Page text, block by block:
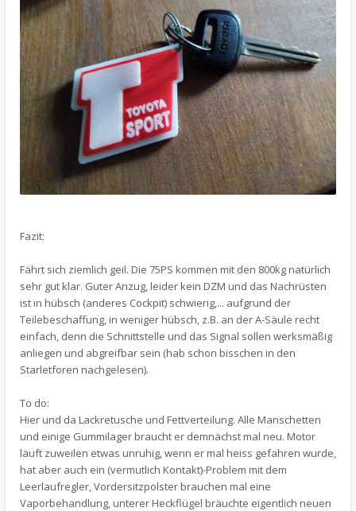
Fazit:
Fährt sich ziemlich geil. Die 75PS kommen mit den 800kg natürlich
sehr gut klar. Guter Anzug, leider kein DZM und das Nachrüsten
ist in hübsch (anderes Cockpit) schwierig,... aufgrund der
Teilebeschaffung, in weniger hübsch, z.B. an der A-Säule recht
einfach, denn die Schnittstelle und das Signal sollen werksmäßig
anliegen und abgreifbar sein (hab schon bisschen in den
Starletforen nachgelesen).
To do:
Hier und da Lackretusche und Fettverteilung. Alle Manschetten
und einige Gummilager braucht er demnächst mal neu. Motor
läuft zuweilen etwas unruhig, wenn er mal heiss gefahren wurde,
hat aber auch ein (vermutlich Kontakt)-Problem mit dem
Leerlaufregler, Vordersitzpolster brauchen mal eine
Vaporbehandlung, unterer Heckflügel bräuchte eigentlich neuen